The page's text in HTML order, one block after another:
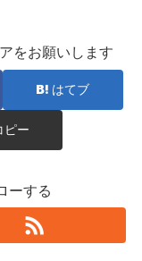
をお願いします
はてブ
ピー
ーする